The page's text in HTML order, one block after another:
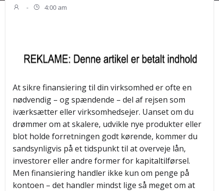
- 4:00 am
At sikre finansiering til din virksomhed er ofte en
nødvendig – og spændende – del af rejsen som
iværksætter eller virksomhedsejer. Uanset om du
drømmer om at skalere, udvikle nye produkter eller
blot holde forretningen godt kørende, kommer du
sandsynligvis på et tidspunkt til at overveje lån,
investorer eller andre former for kapitaltilførsel.
Men finansiering handler ikke kun om penge på
kontoen – det handler mindst lige så meget om at